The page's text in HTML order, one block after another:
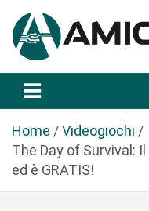
a
Home
Videogiochi
The Day of Survival:
ed è GRATIS!